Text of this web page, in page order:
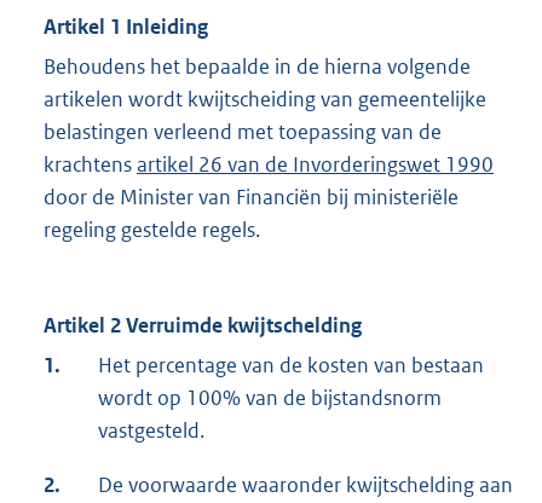
Artikel 1 Inleiding
Behoudens het bepaalde in de hierna volgende
artikelen wordt kwijtscheiding van gemeentelijke
belastingen verleend met toepassing van de
krachtensartikel 26 van de Invorderingswet 1990
door de Minister van Financiën bij ministeriële
regeling gestelde regels.
Artikel 2 Verruimde kwijtschelding
1.
Het percentage van de kosten van bestaan
wordt op 100% van de bijstandsnorm
vastgesteld.
2.
De voorwaarde waaronder kwijtschelding aan